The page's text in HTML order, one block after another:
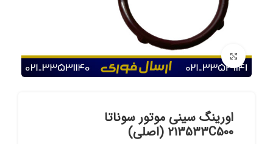
برای بزرگنمایی کلیک کنید
اورینگ سینی موتور سوناتا
213533C500 (اصلی)